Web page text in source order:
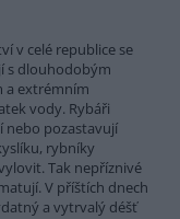
v celé republice se
s dlouhodobým
a extrémním
vody. Rybáři
nebo pozastavují
rybníky
Tak nepříznivé
V příštích dnech
a vytrvalý déšť